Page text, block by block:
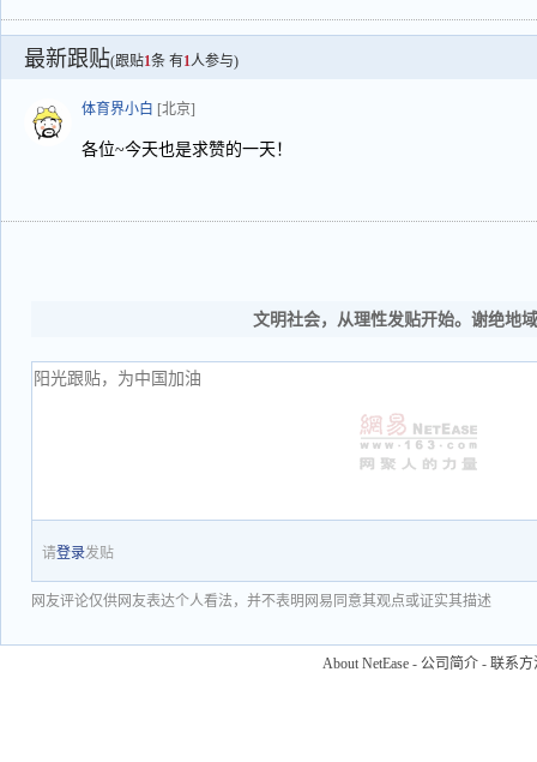
最新跟贴(跟贴1条 有1人参与)
体育界小白 [北京]
各位~今天也是求赞的一天！
文明社会，从理性发贴开始。谢绝地
请登录发贴
网友评论仅供网友表达个人看法，并不表明网易同意其观点或证实其描述
About NetEase - 公司简介 - 联系方